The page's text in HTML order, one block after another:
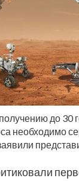
до 30
необходимо